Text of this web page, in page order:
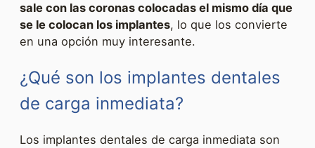
sale con las coronas colocadas el mismo día que
se le colocan los implantes, lo que los convierte
en una opción muy interesante.
¿Qué son los implantes dentales
de carga inmediata?
Los implantes dentales de carga inmediata son